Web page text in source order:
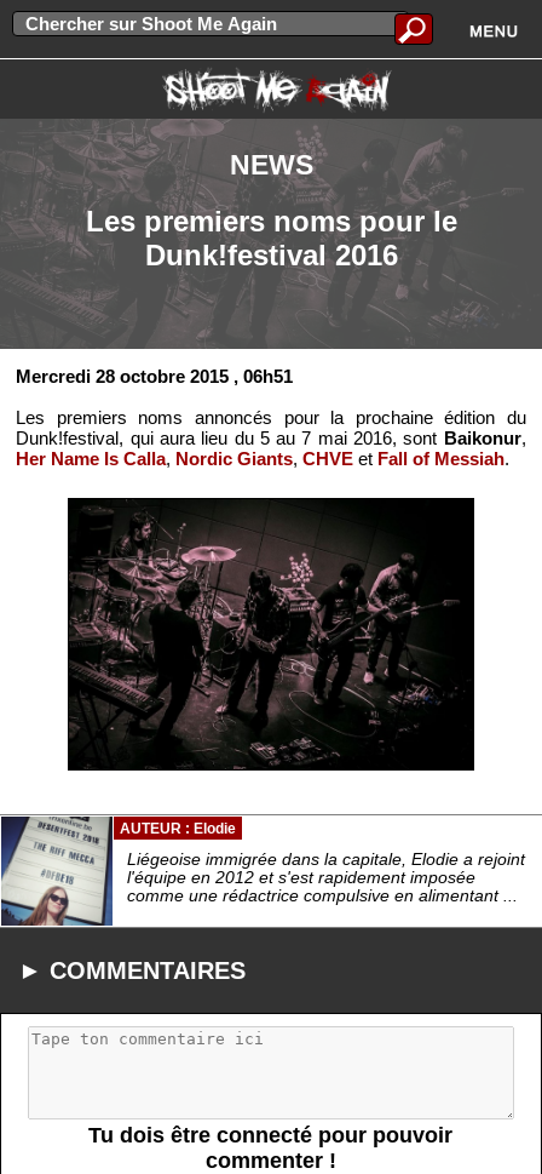
NEWS
Les premiers noms pour le
Dunk!festival 2016
Mercredi 28 octobre 2015 , 06h51
Les premiers noms annoncés pour la prochaine édition du
Dunk!festival, qui aura lieu du 5 au 7 mai 2016, sont Baikonur,
Her Name Is Calla, Nordic Giants,CHVE et Fall of Messiah.
AUTEUR : Elodie
Liégeoise immigrée dans la capitale, Elodie a rejoint
l'équipe en 2012 et s'est rapidement imposée
comme une rédactrice compulsive en alimentant ...
► COMMENTAIRES
Tu dois être connecté pour pouvoir
commenter !